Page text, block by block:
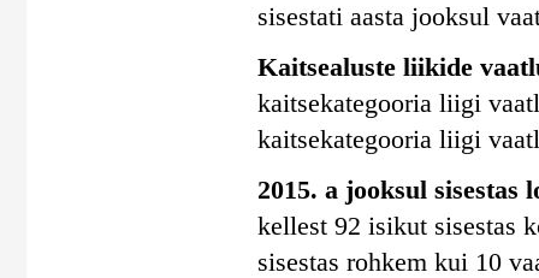
sisestati aasta jooksul
Kaitsealuste liikide
kaitsekategooria liigi
kaitsekategooria liigi
2015. a jooksul sisestas
kellest 92 isikut sisestas
sisestas rohkem kui 10